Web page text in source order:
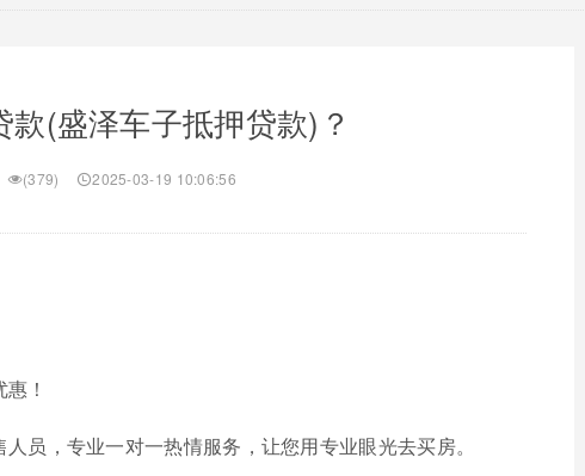
(盛泽车子抵押贷款)？
(379) 2025-03-19 10:06:56
！
员，专业一对一热情服务，让您用专业眼光去买房。